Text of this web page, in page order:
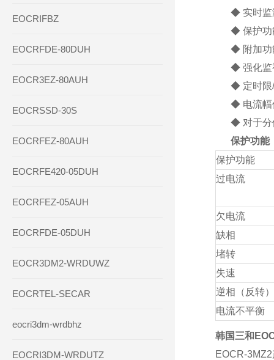
EOCRIFBZ
EOCRFDE-80DUH
EOCR3EZ-80AUH
EOCRSSD-30S
EOCRFEZ-80AUH
EOCRFE420-05DUH
EOCRFEZ-05AUH
EOCRFDE-05DUH
EOCR3DM2-WRDUWZ
EOCRTEL-SECAR
eocri3dm-wrdbhz
EOCRI3DM-WRDUTZ
◆ 实时监
◆ 保护功
◆ 附加功
◆ 强化监
◆ 定时限
◆ 电流幅
◆ 对于分
保护功能
保护功能
过电流
欠电流
缺相
堵转
失速
逆相（反转）
电流不平衡
韩国三和
EOCR-